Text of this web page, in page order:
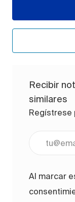
Recibir
similares
Regístrese
Ingrese la
Al marcar